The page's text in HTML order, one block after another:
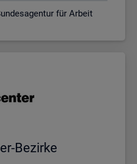
für Arbeit
Be­zir­ke